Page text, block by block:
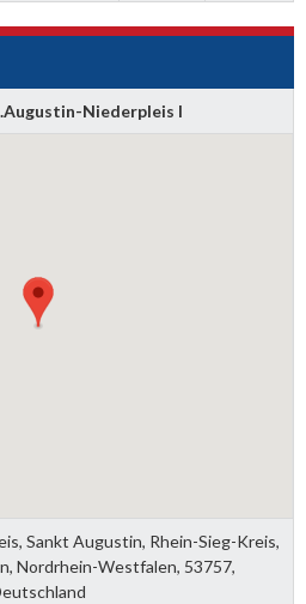
Niederpleis I
Sankt Augustin, Rhein-Sieg-Kreis,
Nordrhein-Westfalen, 53757,